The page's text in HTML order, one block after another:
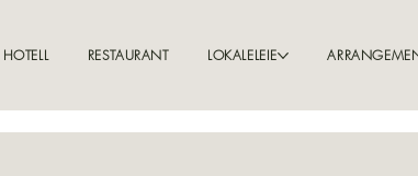
HOTELL RESTAURANT LOKALELEIE